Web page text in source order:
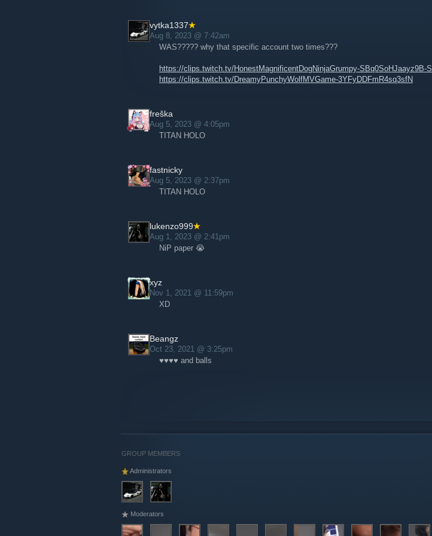
vytka1337
Aug 8, 2023 @ 7:42am
WAS????? why that specific account two times???
https://clips.twitch.tv/HonestMagnificentDogNinjaGrumpy-SBq0SoHJaayz9B-S
https://clips.twitch.tv/DreamyPunchyWolfMVGame-3YFyDDFmR4sq3sfN
freška
Aug 5, 2023 @ 4:05pm
TITAN HOLO
fastnicky
Aug 5, 2023 @ 2:37pm
TITAN HOLO
lukenzo999
Aug 1, 2023 @ 2:41pm
NiP paper 😭
xyz
Nov 1, 2021 @ 11:59pm
XD
Beangz
Oct 23, 2021 @ 3:25pm
♥♥♥♥ and balls
GROUP MEMBERS
Administrators
Moderators